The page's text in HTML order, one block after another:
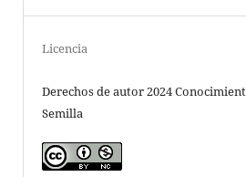
Licencia
Derechos de autor 2024
Semilla